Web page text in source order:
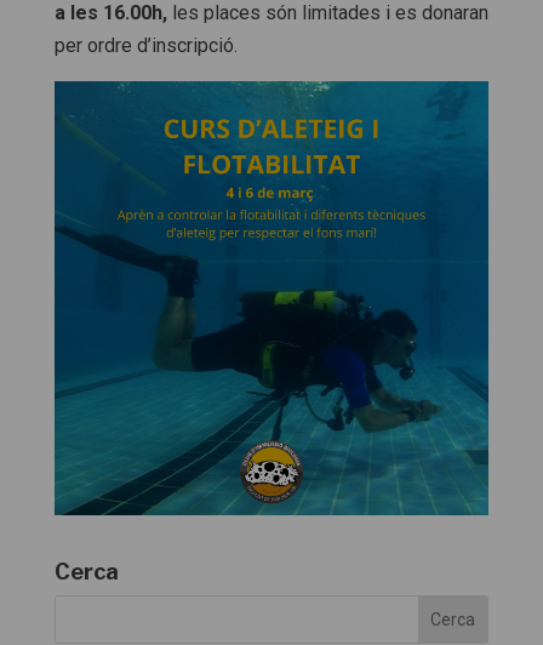
a les 16.00h,les places són limitades i es donaran
per ordre d’inscripció.
Cerca